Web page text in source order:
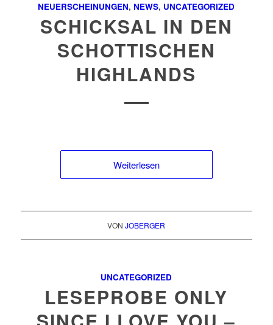
NEUERSCHEINUNGEN, NEWS, UNCATEGORIZED
SCHICKSAL IN DEN
SCHOTTISCHEN
HIGHLANDS
Weiterlesen
VONJOBERGER
UNCATEGORIZED
LESEPROBE ONLY